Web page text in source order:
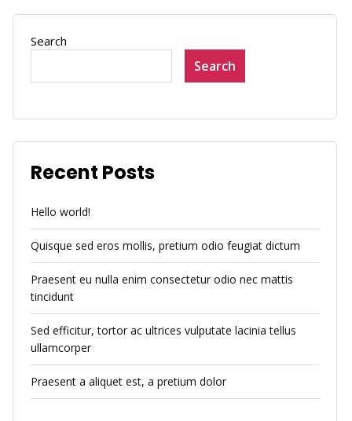
Search
Search
Recent Posts
Hello world!
Quisque sed eros mollis, pretium odio feugiat dictum
Praesent eu nulla enim consectetur odio nec mattis
tincidunt
Sed efficitur, tortor ac ultrices vulputate lacinia tellus
ullamcorper
Praesent a aliquet est, a pretium dolor